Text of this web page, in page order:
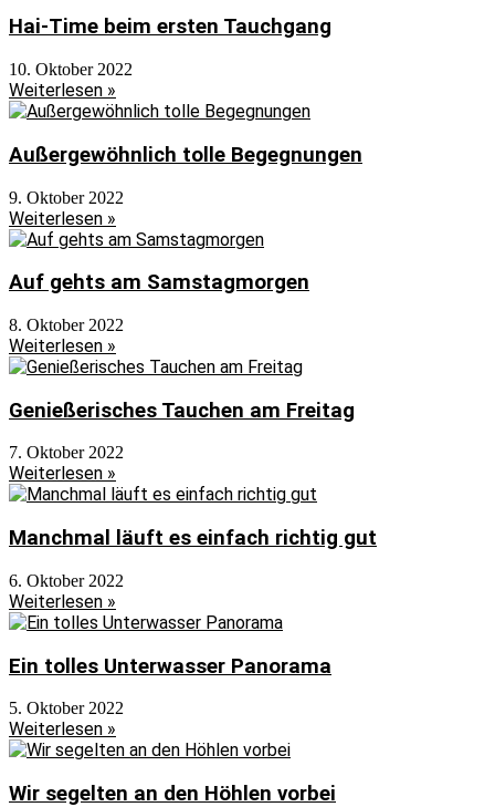
Hai-Time beim ersten Tauchgang
10. Oktober 2022
Weiterlesen »
Außergewöhnlich tolle Begegnungen
9. Oktober 2022
Weiterlesen »
Auf gehts am Samstagmorgen
8. Oktober 2022
Weiterlesen »
Genießerisches Tauchen am Freitag
7. Oktober 2022
Weiterlesen »
Manchmal läuft es einfach richtig gut
6. Oktober 2022
Weiterlesen »
Ein tolles Unterwasser Panorama
5. Oktober 2022
Weiterlesen »
Wir segelten an den Höhlen vorbei